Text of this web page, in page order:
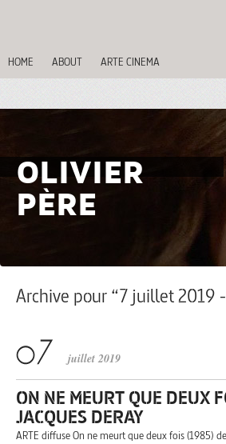
HOME ABOUT ARTE CINEMA
OLIVIER
PÈRE
Archive pour “7 juillet 2019
juillet 2019
ON NE MEURT QUE DEUX
JACQUES DERAY
ARTE diffuse On ne meurt que deux fois (1985)